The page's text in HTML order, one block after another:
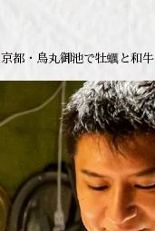
京都・烏丸御池で牡蠣と和